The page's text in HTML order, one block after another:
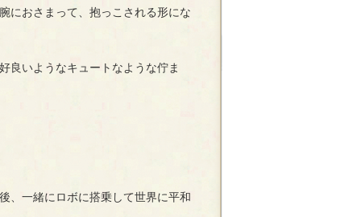
おさまって、抱っこされる形にな
いようなキュートなような佇ま
一緒にロボに搭乗して世界に平和